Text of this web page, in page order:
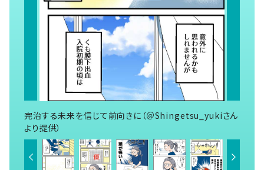
完治する未来を信じて前向きに（＠Shingetsu_yukiさん
より提供）